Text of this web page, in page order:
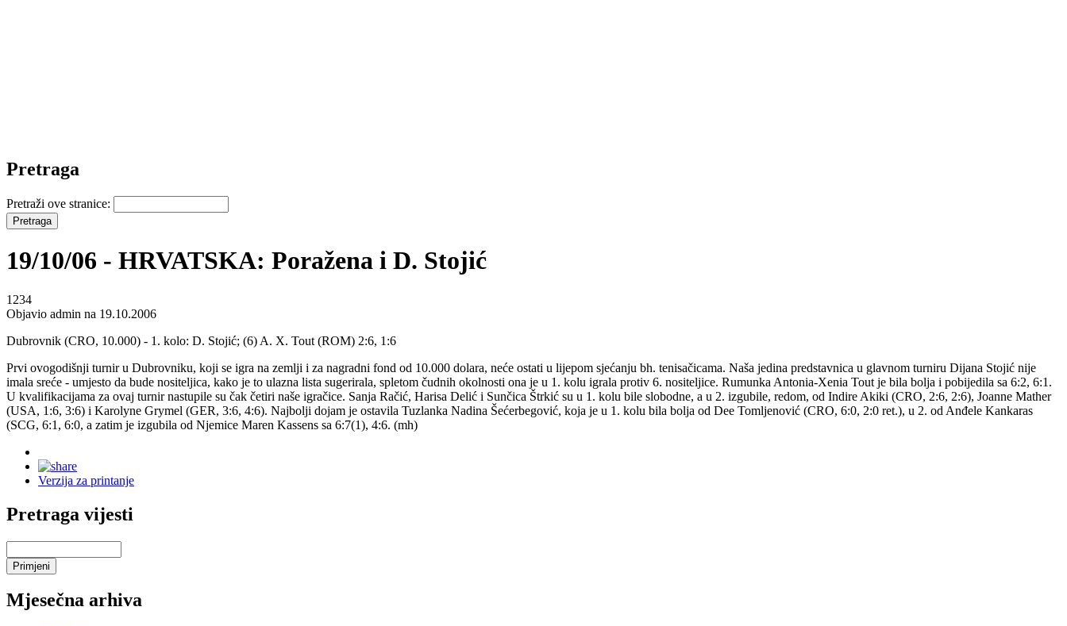
Pretraga
Pretraži ove stranice:
19/10/06 - HRVATSKA: Poražena i D. Stojić
1234
Objavio admin na 19.10.2006
Dubrovnik (CRO, 10.000) - 1. kolo: D. Stojić; (6) A. X. Tout (ROM) 2:6, 1:6
Prvi ovogodišnji turnir u Dubrovniku, koji se igra na zemlji i za nagradni fond od 10.000 dolara, neće ostati u lijepom sjećanju bh. tenisačicama. Naša jedina predstavnica u glavnom turniru Dijana Stojić nije
imala sreće - umjesto da bude nositeljica, kako je to ulazna lista sugerirala, spletom čudnih okolnosti ona je u 1. kolu igrala protiv 6. nositeljice. Rumunka Antonia-Xenia Tout je bila bolja i pobijedila sa 6:2, 6:1.
U kvalifikacijama za ovaj turnir nastupile su čak četiri naše igračice. Sanja Račić, Harisa Delić i Sunčica Štrkić su u 1. kolu bile slobodne, a u 2. izgubile, redom, od Indire Akiki (CRO, 2:6, 2:6), Joanne Mather
(USA, 1:6, 3:6) i Karolyne Grymel (GER, 3:6, 4:6). Najbolji dojam je ostavila Tuzlanka Nadina Šećerbegović, koja je u 1. kolu bila bolja od Dee Tomljenović (CRO, 6:0, 2:0 ret.), u 2. od Anđele Kankaras
(SCG, 6:1, 6:0, a zatim je izgubila od Njemice Maren Kassens sa 6:7(1), 4:6. (mh)
Verzija za printanje
Pretraga vijesti
Mjesečna arhiva